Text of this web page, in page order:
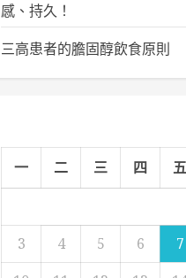
感、持久！
三高患者的膽固醇飲食原則
一 二 三 四 五
3
4 5 6 7